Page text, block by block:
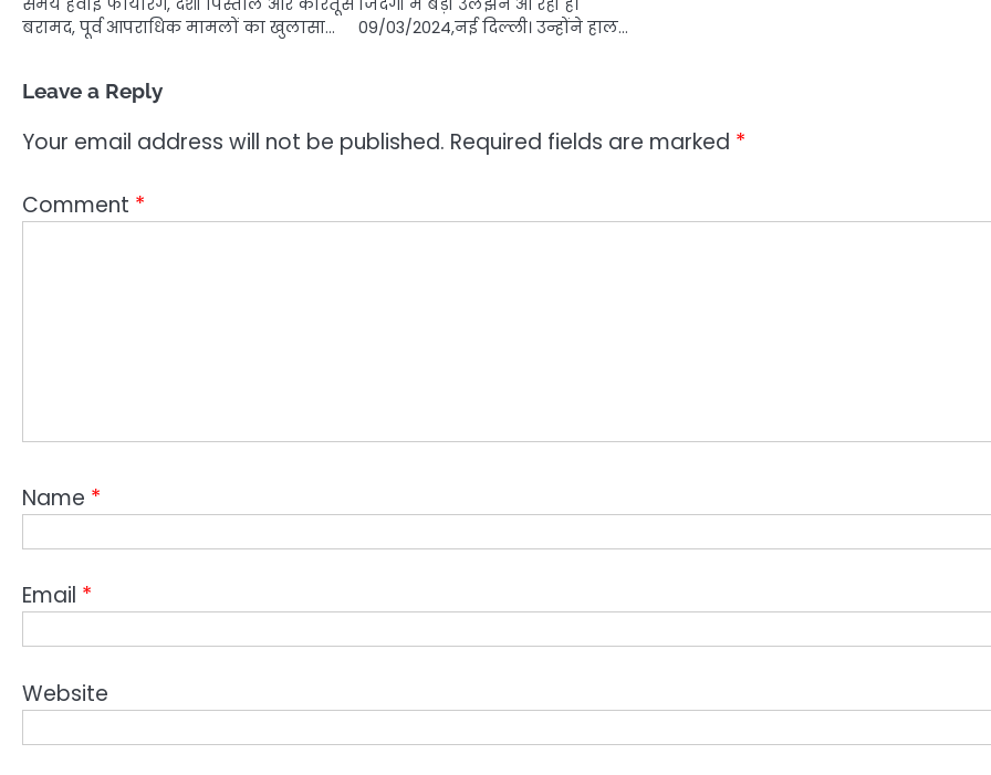
समय हवाई फायरिंग, देशी पिस्तौल और कारतूस
बरामद, पूर्व आपराधिक मामलों का खुलासा…
जिंदगी में बड़ी उलझनें आ रही हैं।
09/03/2024,नई दिल्ली। उन्होंने हाल…
Leave a Reply
Your email address will not be published. Required fields are marked *
Comment *
Name *
Email *
Website